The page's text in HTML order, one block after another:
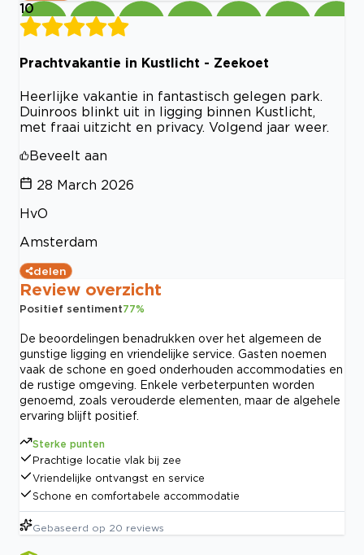
10
Prachtvakantie in Kustlicht - Zeekoet
Heerlijke vakantie in fantastisch gelegen park.
Duinroos blinkt uit in ligging binnen Kustlicht,
met fraai uitzicht en privacy. Volgend jaar weer.
Beveelt aan
28 March 2026
HvO
Amsterdam
delen
Review overzicht
Positief sentiment77%
De beoordelingen benadrukken over het algemeen de
gunstige ligging en vriendelijke service. Gasten noemen
vaak de schone en goed onderhouden accommodaties en
de rustige omgeving. Enkele verbeterpunten worden
genoemd, zoals verouderde elementen, maar de algehele
ervaring blijft positief.
Sterke punten
Prachtige locatie vlak bij zee
Vriendelijke ontvangst en service
Schone en comfortabele accommodatie
Gebaseerd op 20 reviews